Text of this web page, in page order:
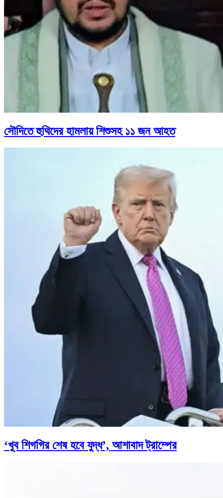
সৌদিতে হুথিদের হামলায় শিশুসহ ১১ জন আহত
‘খুব শিগগির শেষ হবে যুদ্ধ’, আশাবাদ ট্রাম্পের